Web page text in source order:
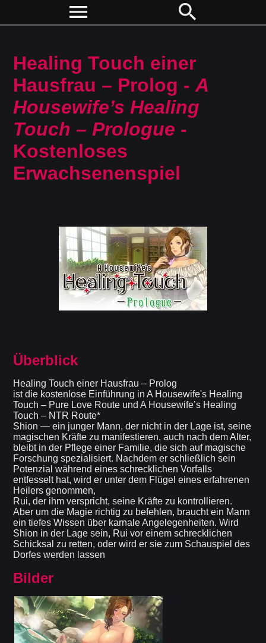
menu search
Healing Touch einer
Hausfrau – Prolog -A
Housewife’s Healing
Touch – Prologue -
Kostenloses
Erwachsenenspiel
Überblick
Healing Touch einer Hausfrau – Prolog
ist die kostenlose Einführung in A Housewife's Healing
Touch – Pure Love Route und A Housewife’s Healing
Touch – NTR Route*
Shion — ein junger Mann, der nicht in der Lage ist, seine
magischen Kräfte zu manifestieren, auch nach dem Alter,
bleibt in der Pflege einer Familie, die sich auf magische
Forschung spezialisiert. Nachdem er schließlich sein
Potenzial während eines schrecklichen Vorfalls
entfesselt hat, wird er unter dem Flügel eines erfahrenen
Heilers genommen,
Rui, der ihm verspricht, seine Kräfte zu kontrollieren.
Aber um die Magie richtig zu befehlen, braucht ein Mann
ein tiefes Wissen über karnale Angelegenheiten. Wird
Shion in der Lage sein, Rui vor einem schrecklichen
Schicksal zu retten, oder wird er sie zum Schauspiel des
Dorfes werden lassen
Bilder